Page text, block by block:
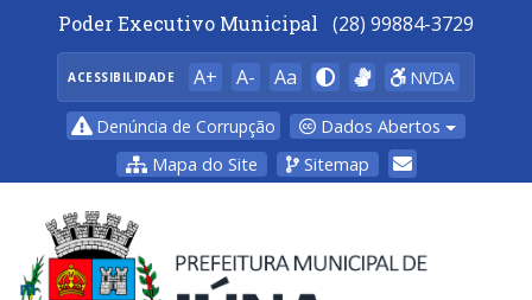
Poder Executivo Municipal (28) 99884-3729
ACESSIBILIDADE A+ A- Aa NVDA
Denúncia de Corrupção
Dados Abertos
Mapa do Site
Sitemap